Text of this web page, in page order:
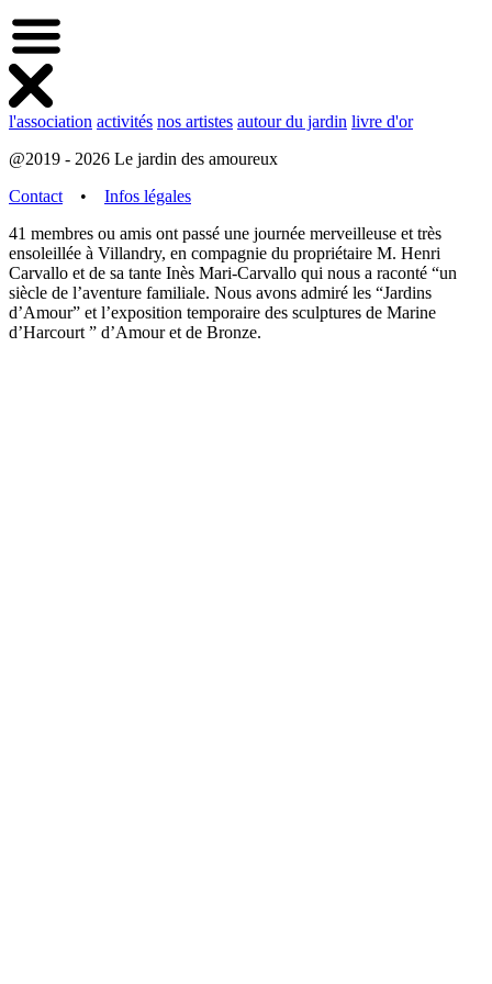
l'association activités nos artistes autour du jardin livre d'or
@2019 - 2026 Le jardin des amoureux
Contact • Infos légales
41 membres ou amis ont passé une journée merveilleuse et très
ensoleillée à Villandry, en compagnie du propriétaire M. Henri
Carvallo et de sa tante Inès Mari-Carvallo qui nous a raconté “un
siècle de l’aventure familiale. Nous avons admiré les “Jardins
d’Amour” et l’exposition temporaire des sculptures de Marine
d’Harcourt ” d’Amour et de Bronze.